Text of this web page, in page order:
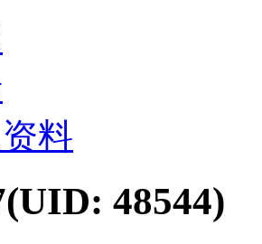
料
(UID: 48544)